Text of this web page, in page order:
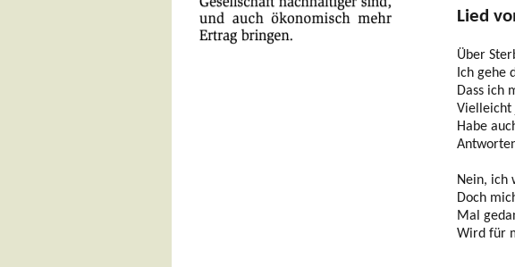
Lied
Über
Ich gehe
Dass ich
Vielleicht
Habe
Nein, ich
Doch
Mal
Wird für